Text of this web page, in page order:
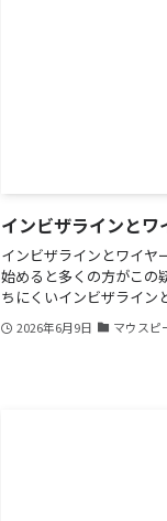
インビザラインと
インビザラインとワイヤ
始めると多くの方がこの
ちにくいインビザライン
2026年6月9日 マウスピ